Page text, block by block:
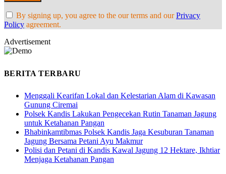
By signing up, you agree to the our terms and ourPrivacy
Policy agreement.
Advertisement
BERITA TERBARU
Menggali Kearifan Lokal dan Kelestarian Alam di Kawasan
Gunung Ciremai
Polsek Kandis Lakukan Pengecekan Rutin Tanaman Jagung
untuk Ketahanan Pangan
Bhabinkamtibmas Polsek Kandis Jaga Kesuburan Tanaman
Jagung Bersama Petani Ayu Makmur
Polisi dan Petani di Kandis Kawal Jagung 12 Hektare, Ikhtiar
Menjaga Ketahanan Pangan